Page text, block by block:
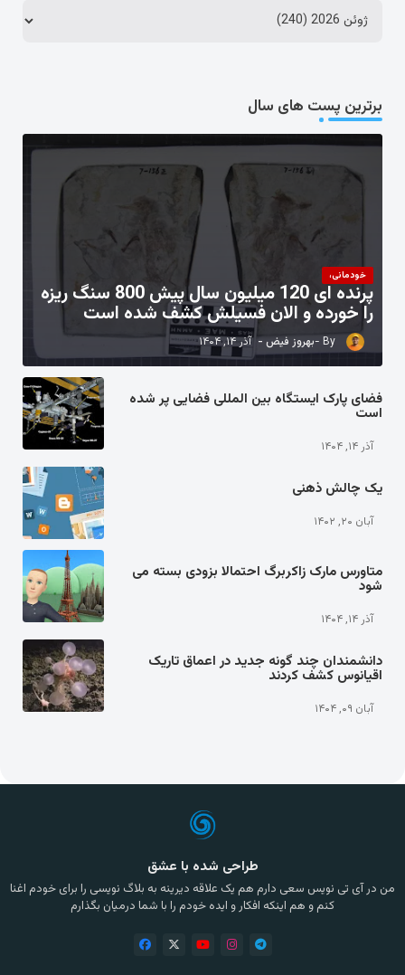
برترین پست های سال
خودمانی،
پرنده ای 120 میلیون سال پیش 800 سنگ ریزه
را خورده و الان فسیلش کشف شده است
بهروز فیض آذر ۱۴, ۱۴۰۴
فضای پارک ایستگاه بین المللی فضایی پر شده
است
آذر ۱۴, ۱۴۰۴
یک چالش ذهنی
آبان ۲۰, ۱۴۰۲
متاورس مارک زاکربرگ احتمالا بزودی بسته می
شود
آذر ۱۴, ۱۴۰۴
دانشمندان چند گونه جدید در اعماق تاریک
اقیانوس کشف کردند
آبان ۰۹, ۱۴۰۴
طراحی شده با عشق
من در آی تی نویس سعی دارم هم یک علاقه دیرینه به بلاگ نویسی را برای خودم اغنا
کنم و هم اینکه افکار و ایده خودم را با شما درمیان بگذارم